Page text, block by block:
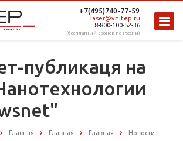
+7(495)740-77-59
laser@vnitep.ru
8-800-100-52-36
(бесплатный звонок по России)
публикаця на
Главная Главная Главная Новости